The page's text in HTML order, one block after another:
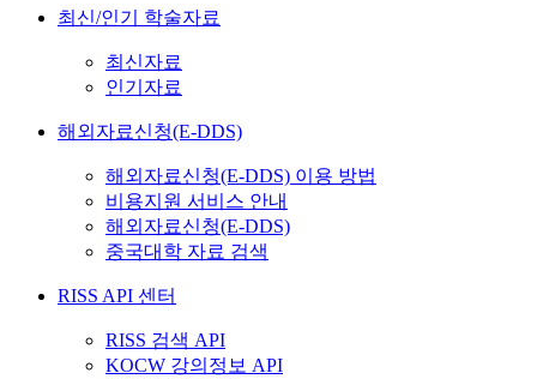
최신/인기 학술자료
최신자료
인기자료
해외자료신청(E-DDS)
해외자료신청(E-DDS) 이용 방법
비용지원 서비스 안내
해외자료신청(E-DDS)
중국대학 자료 검색
RISS API 센터
RISS 검색 API
KOCW 강의정보 API